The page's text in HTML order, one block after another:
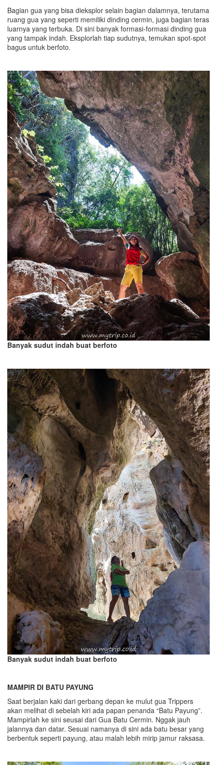
Bagian gua yang bisa dieksplor selain bagian dalamnya, terutama
ruang gua yang seperti memiliki dinding cermin, juga bagian teras
luarnya yang terbuka. Di sini banyak formasi-formasi dinding gua
yang tampak indah. Eksplorlah tiap sudutnya, temukan spot-spot
bagus untuk berfoto.
Banyak sudut indah buat berfoto
Banyak sudut indah buat berfoto
MAMPIR DI BATU PAYUNG
Saat berjalan kaki dari gerbang depan ke mulut gua Trippers
akan melihat di sebelah kiri ada papan penanda “Batu Payung”.
Mampirlah ke sini seusai dari Gua Batu Cermin. Nggak jauh
jalannya dan datar. Sesuai namanya di sini ada batu besar yang
berbentuk seperti payung, atau malah lebih mirip jamur raksasa.